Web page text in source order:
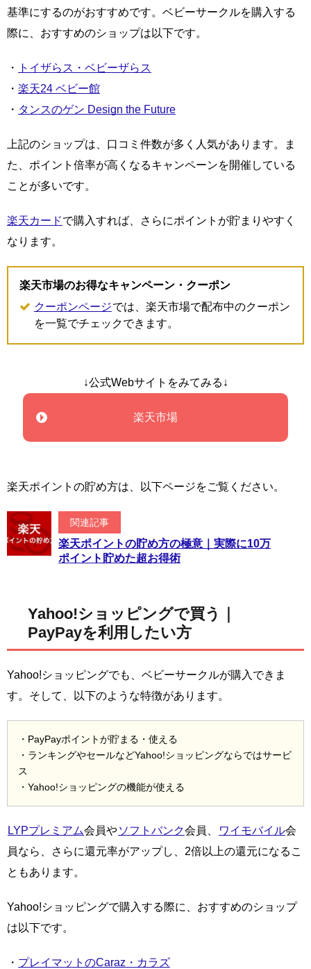
基準にするのがおすすめです。ベビーサークルを購入する
際に、おすすめのショップは以下です。
・
トイザらス・ベビーザらス
・ 楽天24 ベビー館
・ タンスのゲン Design the Future
上記のショップは、口コミ件数が多く人気があります。ま
た、ポイント倍率が高くなるキャンペーンを開催している
ことが多いです。
楽天カードで購入すれば、さらにポイントが貯まりやすく
なります。
楽天市場のお得なキャンペーン・クーポン
クーポンページでは、楽天市場で配布中のクーポン
を一覧でチェックできます。
↓公式Webサイトをみてみる↓
楽天市場
楽天ポイントの貯め方は、以下ページをご覧ください。
関連記事
楽天ポイントの貯め方の極意｜実際に10万
ポイント貯めた超お得術
Yahoo!ショッピングで買う｜
PayPayを利用したい方
Yahoo!ショッピングでも、ベビーサークルが購入できま
す。そして、以下のような特徴があります。
・PayPayポイントが貯まる・使える
・ランキングやセールなどYahoo!ショッピングならではサービ
ス
・Yahoo!ショッピングの機能が使える
LYPプレミアム会員やソフトバンク会員、 ワイモバイル会
員なら、さらに還元率がアップし、2倍以上の還元になるこ
ともあります。
Yahoo!ショッピングで購入する際に、おすすめのショップ
は以下です。
・ プレイマットのCaraz・カラズ